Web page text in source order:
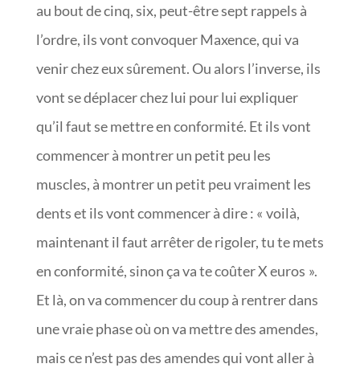
au bout de cinq, six, peut-être sept rappels à
l’ordre, ils vont convoquer Maxence, qui va
venir chez eux sûrement. Ou alors l’inverse, ils
vont se déplacer chez lui pour lui expliquer
qu’il faut se mettre en conformité. Et ils vont
commencer à montrer un petit peu les
muscles, à montrer un petit peu vraiment les
dents et ils vont commencer à dire : « voilà,
maintenant il faut arrêter de rigoler, tu te mets
en conformité, sinon ça va te coûter X euros ».
Et là, on va commencer du coup à rentrer dans
une vraie phase où on va mettre des amendes,
mais ce n’est pas des amendes qui vont aller à